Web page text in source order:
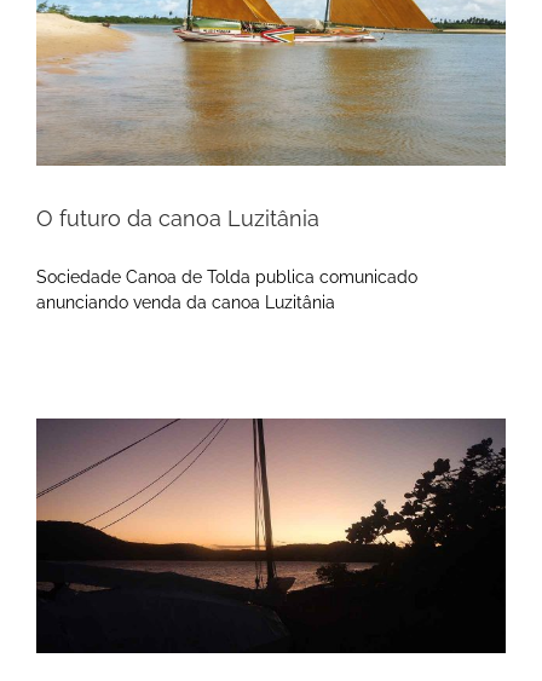
O futuro da canoa Luzitânia
Sociedade Canoa de Tolda publica comunicado
anunciando venda da canoa Luzitânia